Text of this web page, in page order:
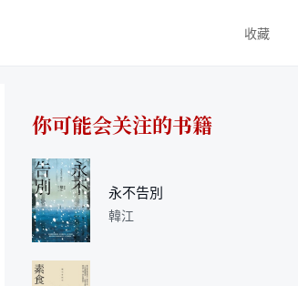
收藏
你可能会关注的书籍
永不告別
韓江